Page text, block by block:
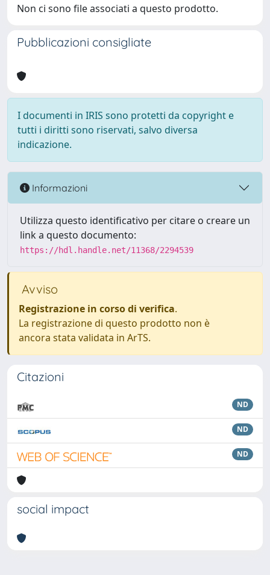
Non ci sono file associati a questo prodotto.
Pubblicazioni consigliate
I documenti in IRIS sono protetti da copyright e
tutti i diritti sono riservati, salvo diversa
indicazione.
Informazioni
Utilizza questo identificativo per citare o creare un
link a questo documento:
https://hdl.handle.net/11368/2294539
Avviso
Registrazione in corso di verifica.
La registrazione di questo prodotto non è
ancora stata validata in ArTS.
Citazioni
ND
ND
ND
social impact